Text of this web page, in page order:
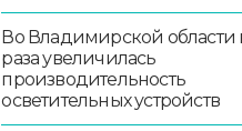
Во Владимирской области
раза увеличилась
производительность
осветительных устройств